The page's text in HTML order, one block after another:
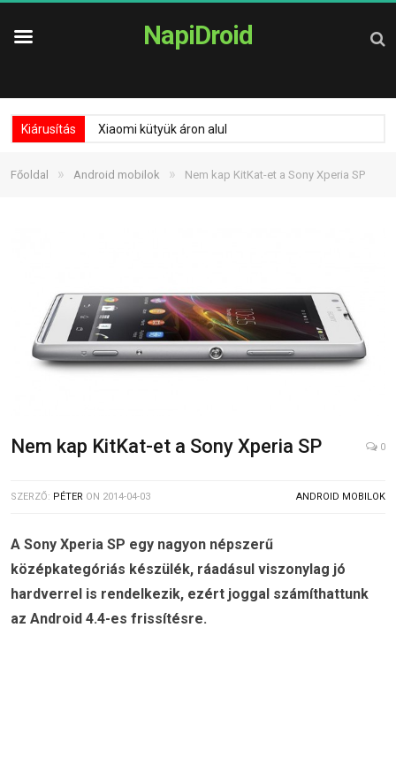
NapiDroid
Kiárusítás Xiaomi kütyük áron alul
Főoldal » Android mobilok » Nem kap KitKat-et a Sony Xperia SP
Nem kap KitKat-et a Sony Xperia SP 0
SZERZŐ: PÉTER ON 2014-04-03 ANDROID MOBILOK
A Sony Xperia SP egy nagyon népszerű
középkategóriás készülék, ráadásul viszonylag jó
hardverrel is rendelkezik, ezért joggal számíthattunk
az Android 4.4-es frissítésre.